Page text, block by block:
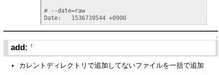
# --date=raw
Date:   1536739544 +0900
↑
add:†
カレントディレクトリで追加してないファイルを一括で追加